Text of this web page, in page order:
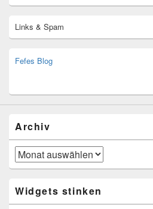
Links & Spam
Fefes Blog
Archiv
Archiv
Widgets stinken